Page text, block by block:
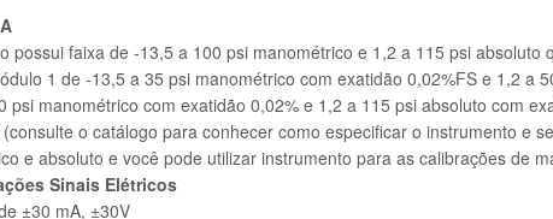
possui faixa de -13,5 a 100 psi manométrico e 1,2 a 115 psi
1 de -13,5 a 35 psi manométrico com exatidão 0,02%FS e 1,2 a
psi manométrico com exatidão 0,02% e 1,2 a 115 psi absoluto com
o catálogo para conhecer como especificar o instrumento e
e absoluto e você pode utilizar instrumento para as calibrações de
Sinais Elétricos
±30 mA, ±30V